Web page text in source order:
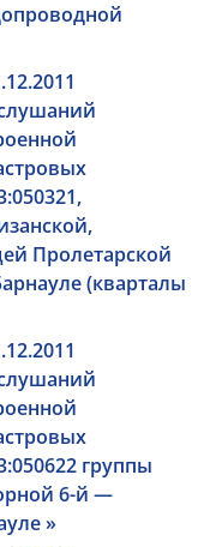
Пролетарской
(кварталы
группы
6-й —
»